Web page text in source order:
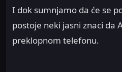
I dok sumnjamo da će se
postoje neki jasni znaci da
preklopnom telefonu.